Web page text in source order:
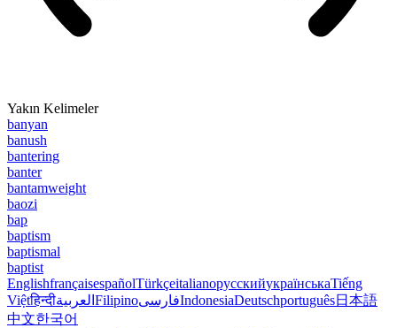
Yakın Kelimeler
banyan
banush
bantering
banter
bantamweight
baozi
bap
baptism
baptismal
baptist
EnglishfrançaisespañolTürkçeitalianoрусскийукраїнськаTiếng
Việtहिन्दीالعربية FilipinoفارسیIndonesiaDeutschportuguês日本語
中文한국어